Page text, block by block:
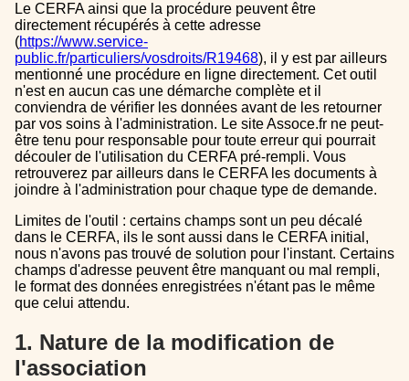
Le CERFA ainsi que la procédure peuvent être
directement récupérés à cette adresse
(https://www.service-
public.fr/particuliers/vosdroits/R19468), il y est par ailleurs
mentionné une procédure en ligne directement. Cet outil
n'est en aucun cas une démarche complète et il
conviendra de vérifier les données avant de les retourner
par vos soins à l'administration. Le site Assoce.fr ne peut-
être tenu pour responsable pour toute erreur qui pourrait
découler de l'utilisation du CERFA pré-rempli. Vous
retrouverez par ailleurs dans le CERFA les documents à
joindre à l'administration pour chaque type de demande.
Limites de l'outil : certains champs sont un peu décalé
dans le CERFA, ils le sont aussi dans le CERFA initial,
nous n'avons pas trouvé de solution pour l'instant. Certains
champs d'adresse peuvent être manquant ou mal rempli,
le format des données enregistrées n'étant pas le même
que celui attendu.
1. Nature de la modification de
l'association